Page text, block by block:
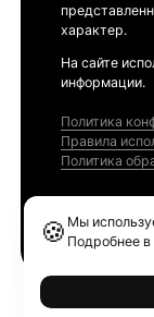
характер.
На сайте
информации.
Политика
Правила
Политика
🍪 Мы
Подробнее в
Ethereum